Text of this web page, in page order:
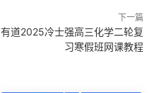
下一篇
有道2025冷士强高三化学二轮复
习寒假班网课教程